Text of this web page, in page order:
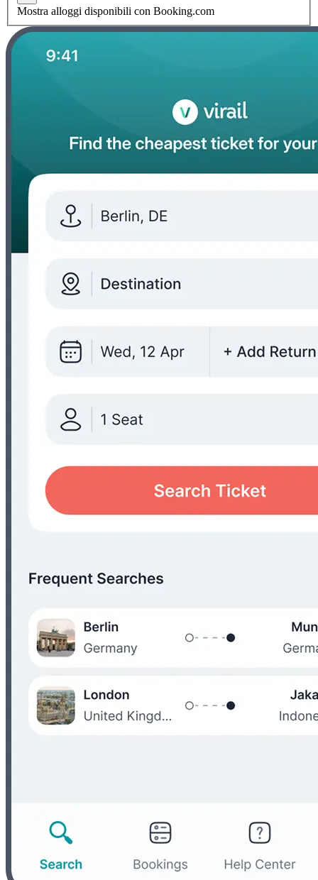
Mostra alloggi disponibili con Booking.com